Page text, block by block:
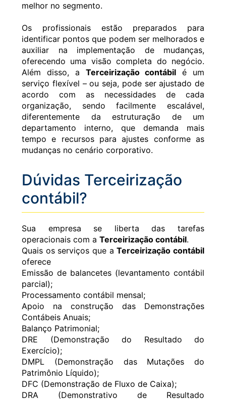
melhor no segmento.
Os profissionais estão preparados para
identificar pontos que podem ser melhorados e
auxiliar na implementação de mudanças,
oferecendo uma visão completa do negócio.
Além disso, a Terceirização contábil é um
serviço flexível – ou seja, pode ser ajustado de
acordo com as necessidades de cada
organização, sendo facilmente escalável,
diferentemente da estruturação de um
departamento interno, que demanda mais
tempo e recursos para ajustes conforme as
mudanças no cenário corporativo.
Dúvidas Terceirização
contábil?
Sua empresa se liberta das tarefas
operacionais com a Terceirização contábil.
Quais os serviços que aTerceirização contábil
oferece
Emissão de balancetes (levantamento contábil
parcial);
Processamento contábil mensal;
Apoio na construção das Demonstrações
Contábeis Anuais;
Balanço Patrimonial;
DRE (Demonstração do Resultado do
Exercício);
DMPL (Demonstração das Mutações do
Patrimônio Líquido);
DFC (Demonstração de Fluxo de Caixa);
DRA (Demonstrativo de Resultado